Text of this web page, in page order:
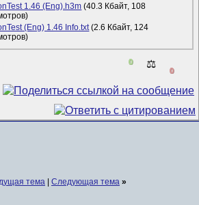
1.46 (Eng).h3m (40.3 Кбайт, 108
(Eng) 1.46 Info.txt(2.6 Кбайт, 124
0 ⚖️
0
тема Следующая тема »